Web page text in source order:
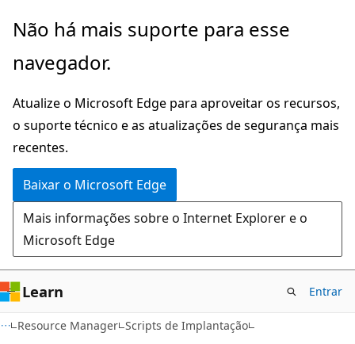
Pular
o
principal
Ignore
passe
a
navegação
na
página
Não há mais suporte para esse
navegador.
Atualize o Microsoft Edge para aproveitar os recursos,
o suporte técnico e as atualizações de segurança mais
recentes.
Baixar o Microsoft Edge
Mais informações sobre o Internet Explorer e o
Microsoft Edge
Learn Entrar
Resource Manager Scripts de Implantação